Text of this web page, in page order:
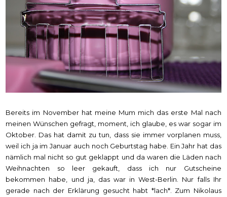
Bereits im November hat meine Mum mich das erste Mal nach
meinen Wünschen gefragt, moment, ich glaube, es war sogar im
Oktober. Das hat damit zu tun, dass sie immer vorplanen muss,
weil ich ja im Januar auch noch Geburtstag habe. Ein Jahr hat das
nämlich mal nicht so gut geklappt und da waren die Läden nach
Weihnachten so leer gekauft, dass ich nur Gutscheine
bekommen habe, und ja, das war in West-Berlin. Nur falls Ihr
gerade nach der Erklärung gesucht habt *lach*. Zum Nikolaus